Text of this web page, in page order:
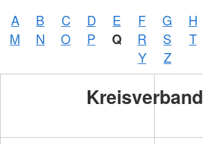
A B C D E F G H
M
N O P Q R S T
Y
Z
Kreisverband